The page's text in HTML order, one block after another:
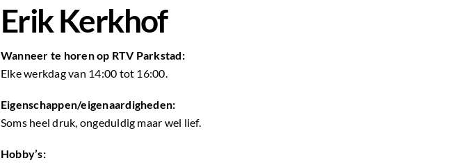
Erik Kerkhof
Wanneer te horen op RTV Parkstad:
Elke werkdag van 14:00 tot 16:00.
Eigenschappen/eigenaardigheden:
Soms heel druk, ongeduldig maar wel lief.
Hobby’s: